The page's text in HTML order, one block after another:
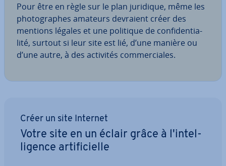
Pour être en règle sur le plan juridique, même les
pho­to­graphes amateurs devraient créer des
mentions légales et une politique de con­fi­den­tia­
lité, surtout si leur site est lié, d’une manière ou
d’une autre, à des activités com­mer­ciales.
Créer un site Internet
Votre site en un éclair grâce à l'in­tel­
li­gence ar­ti­fi­cielle